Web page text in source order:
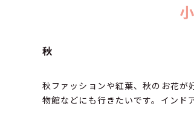
秋
秋ファッションや紅葉、秋のお花が
物館などにも行きたいです。インド